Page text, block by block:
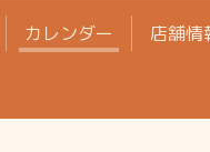
カレンダー 店舗情